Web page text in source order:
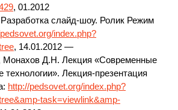
, 01.2012
слайд-шоу. Ролик Режим
index.php?
, 14.01.2012 —
Монахов Д.Н. Лекция «Современные
технологии». Лекция-презентация
http://pedsovet.org/index.php?
task=viewlink&amp-